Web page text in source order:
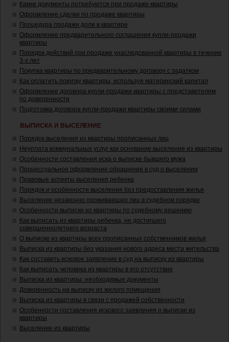
Какие документы потребуются при продаже квартиры
Оформление сделки по продаже квартиры
Процедура продажи доли в квартире
Оформление предварительного соглашения купли-продажи
квартиры
Порядок действий при продаже унаследованной квартиры в течение
3-х лет
Покупка квартиры по предварительному договору с задатком
Как оплатить покупку квартиры, используя материнский капитал
Оформление договора купли-продажи квартиры с представителем
по доверенности
Подготовка договора купли-продажи квартиры своими силами
ВЫПИСКА И ВЫСЕЛЕНИЕ
Порядок выселения из квартиры прописанных лиц
Неуплата коммунальных услуг как основание выселения из квартиры
Особенности составления иска о выписке бывшего мужа
Процессуальное оформление обращения в суд о выселении
Правовые аспекты выселения ребенка
Порядок и особенности выселения без предоставления жилья
Выселение незаконно проживающих лиц в судебном порядке
Особенности выписки из квартиры по судебному решению
Как выписать из квартиры ребенка, не достигшего
совершеннолетнего возраста
О выписке из квартиры всех прописанных собственников жилья
Выписка из квартиры без указания нового адреса места жительства
Как составить исковое заявление в суд на выписку из квартиры
Как выписать человека из квартиры в его отсутствие
Выписка из квартиры: необходимые документы
Доверенность на выписку из жилого помещения
Выписка из квартиры в связи с продажей собственности
Особенности составления искового заявления о выписке из
квартиры
Выселение из квартиры